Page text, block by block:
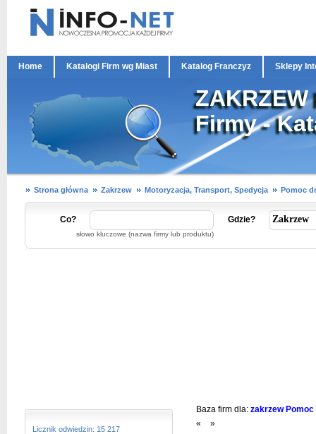
Home Katalogi Firm wg Miast Katalog Franczyz Sklepy
Firmy -
Strona główna Zakrzew Motoryzacja, Transport, Spedycja Pomoc
Co?
słowo kluczowe (nazwa firmy lub produktu)
Gdzie?
Licznik odwiedzin: 15 217
Baza firm dla: zakrzew
«
»